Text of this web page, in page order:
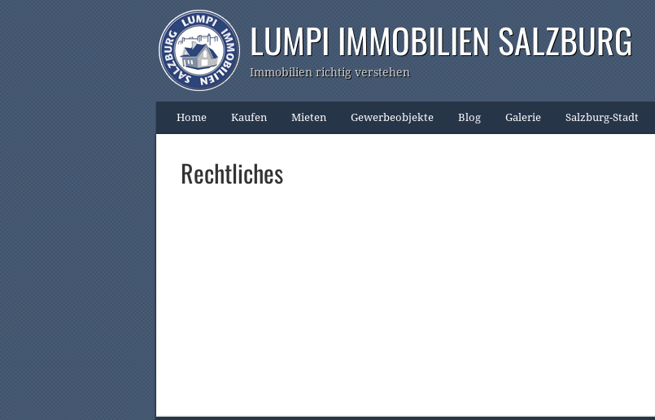
LUMPI IMMOBILIEN SALZBURG
Immobilien richtig verstehen
Home Kaufen Mieten Gewerbeobjekte Blog Galerie Salzburg-Stadt
Rechtliches